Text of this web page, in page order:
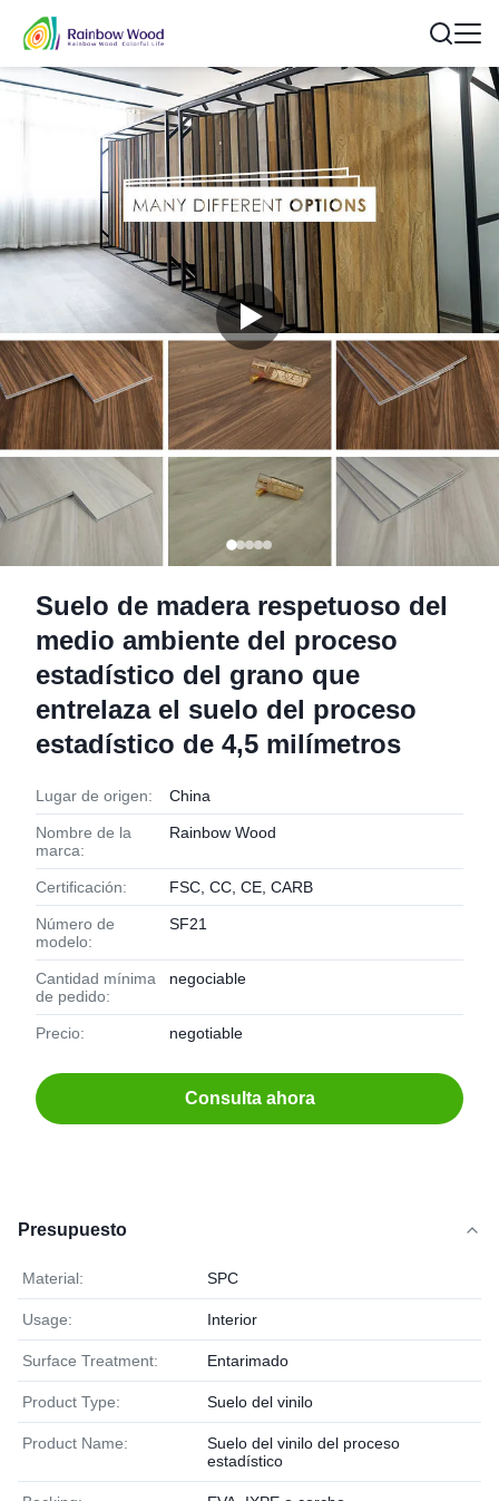
Suelo de madera respetuoso del
medio ambiente del proceso
estadístico del grano que
entrelaza el suelo del proceso
estadístico de 4,5 milímetros
Lugar de origen: China
Nombre de la
marca:
Rainbow Wood
Certificación: FSC, CC, CE, CARB
Número de
modelo:
SF21
Cantidad mínima
de pedido:
negociable
Precio: negotiable
Consulta ahora
Presupuesto
Material: SPC
Usage: Interior
Surface Treatment: Entarimado
Product Type: Suelo del vinilo
Product Name:
Suelo del vinilo del proceso
estadístico